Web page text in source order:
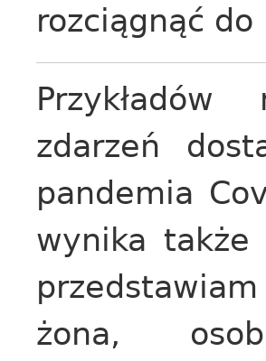
rozciągnąć
zdarzeń
pandemia
wynika
żona,